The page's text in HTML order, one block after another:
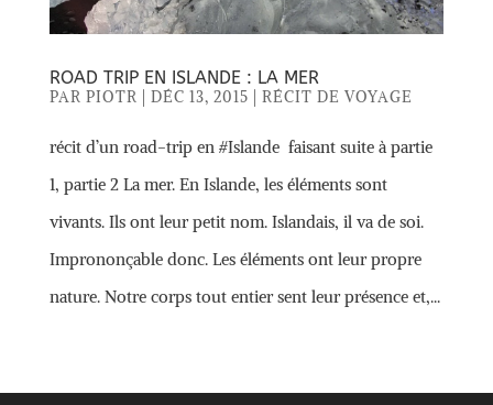
ROAD TRIP EN ISLANDE : LA MER
PAR PIOTR DÉC 13, 2015 RÉCIT DE VOYAGE
récit d’un road-trip en #Islande faisant suite à partie
1, partie 2 La mer. En Islande, les éléments sont
vivants. Ils ont leur petit nom. Islandais, il va de soi.
Imprononçable donc. Les éléments ont leur propre
nature. Notre corps tout entier sent leur présence et,...